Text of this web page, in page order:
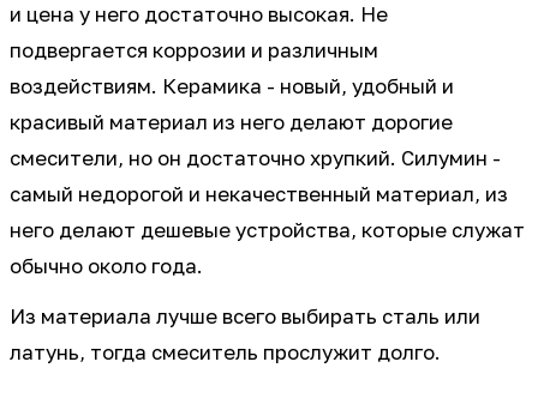
и цена у него достаточно высокая. Не
подвергается коррозии и различным
воздействиям. Керамика - новый, удобный и
красивый материал из него делают дорогие
смесители, но он достаточно хрупкий. Силумин -
самый недорогой и некачественный материал, из
него делают дешевые устройства, которые служат
обычно около года.
Из материала лучше всего выбирать сталь или
латунь, тогда смеситель прослужит долго.